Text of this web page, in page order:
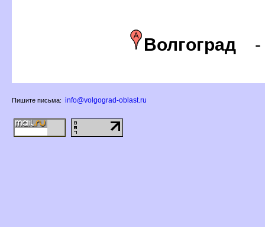
олгоград
Пишите письма: info@volgograd-oblast.ru